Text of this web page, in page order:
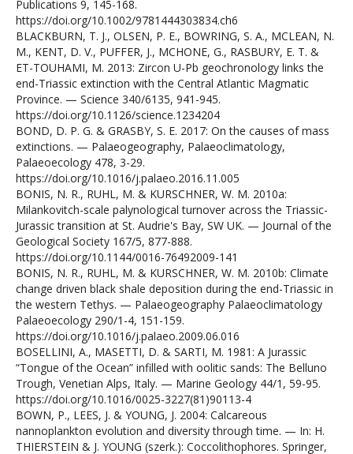
Publications 9, 145-168.
https://doi.org/10.1002/9781444303834.ch6
BLACKBURN, T. J., OLSEN, P. E., BOWRING, S. A., MCLEAN, N.
M., KENT, D. V., PUFFER, J., MCHONE, G., RASBURY, E. T. &
ET-TOUHAMI, M. 2013: Zircon U-Pb geochronology links the
end-Triassic extinction with the Central Atlantic Magmatic
Province. — Science 340/6135, 941-945.
https://doi.org/10.1126/science.1234204
BOND, D. P. G. & GRASBY, S. E. 2017: On the causes of mass
extinctions. — Palaeogeography, Palaeoclimatology,
Palaeoecology 478, 3-29.
https://doi.org/10.1016/j.palaeo.2016.11.005
BONIS, N. R., RUHL, M. & KURSCHNER, W. M. 2010a:
Milankovitch-scale palynological turnover across the Triassic-
Jurassic transition at St. Audrie's Bay, SW UK. — Journal of the
Geological Society 167/5, 877-888.
https://doi.org/10.1144/0016-76492009-141
BONIS, N. R., RUHL, M. & KURSCHNER, W. M. 2010b: Climate
change driven black shale deposition during the end-Triassic in
the western Tethys. — Palaeogeography Palaeoclimatology
Palaeoecology 290/1-4, 151-159.
https://doi.org/10.1016/j.palaeo.2009.06.016
BOSELLINI, A., MASETTI, D. & SARTI, M. 1981: A Jurassic
“Tongue of the Ocean” infilled with oolitic sands: The Belluno
Trough, Venetian Alps, Italy. — Marine Geology 44/1, 59-95.
https://doi.org/10.1016/0025-3227(81)90113-4
BOWN, P., LEES, J. & YOUNG, J. 2004: Calcareous
nannoplankton evolution and diversity through time. — In: H.
THIERSTEIN & J. YOUNG (szerk.): Coccolithophores. Springer,